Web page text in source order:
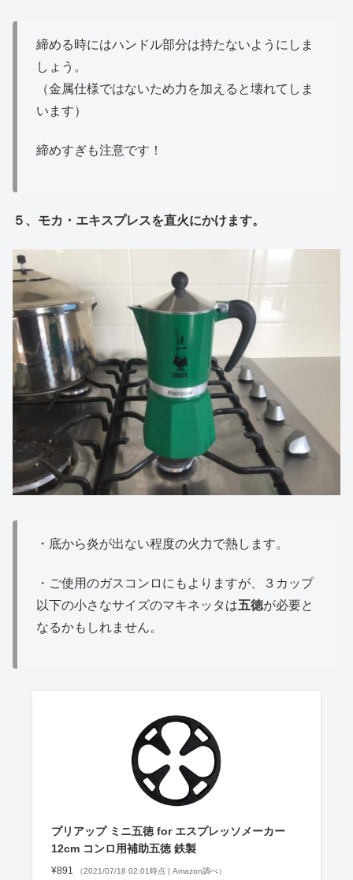
締める時にはハンドル部分は持たないようにしま
しょう。
（金属仕様ではないため力を加えると壊れてしま
います）
締めすぎも注意です！
５、モカ・ エキスプレスを直火にかけます。
・底から炎が出ない程度の火力で熱します。
・ご使用のガスコンロにもよりますが、３カップ
以下の小さなサイズのマキネッタは五徳が必要と
なるかもしれません。
プリアップ ミニ五徳 for エスプレッソメーカー
12cm コンロ用補助五徳 鉄製
¥891 （2021/07/18 02:01時点 | Amazon調べ）